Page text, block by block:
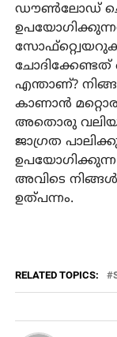
ഡൗണ്‍ലോഡ്
ചോദിക്കേണ്ടത്
എന്താണ്?
കാണാന്‍
അതൊരു വലിയ
ജാഗ്രത
അവിടെ
ഉത്പന്നം.
RELATED TOPICS: